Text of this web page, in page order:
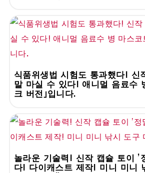
식품위생법 시험도 통과했다! 신
말 마실 수 있다! 애니멀 음료수
크 버전」입니다.
놀라운 기술력! 신작 캡슐 토이 '
다! 다이캐스트 제작! 미니 미니